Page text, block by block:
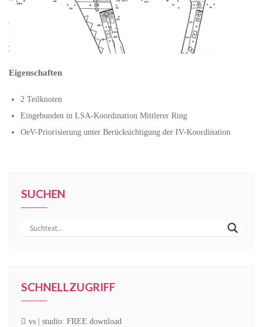
Eigenschaften
2 Teilknoten
Eingebunden in LSA-Koordination Mittlerer Ring
OeV-Priorisierung unter Berücksichtigung der IV-Koordination
SUCHEN
SCHNELLZUGRIFF
vs | studio: FREE download